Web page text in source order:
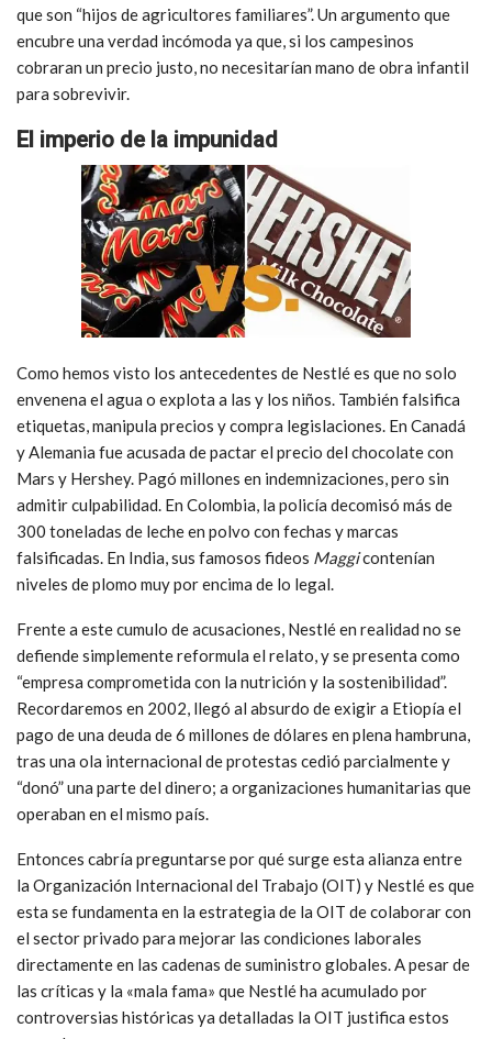
que son “hijos de agricultores familiares”. Un argumento que
encubre una verdad incómoda ya que, si los campesinos
cobraran un precio justo, no necesitarían mano de obra infantil
para sobrevivir.
El imperio de la impunidad
Como hemos visto los antecedentes de Nestlé es que no solo
envenena el agua o explota a las y los niños. También falsifica
etiquetas, manipula precios y compra legislaciones. En Canadá
y Alemania fue acusada de pactar el precio del chocolate con
Mars y Hershey. Pagó millones en indemnizaciones, pero sin
admitir culpabilidad. En Colombia, la policía decomisó más de
300 toneladas de leche en polvo con fechas y marcas
falsificadas. En India, sus famosos fideos Maggicontenían
niveles de plomo muy por encima de lo legal.
Frente a este cumulo de acusaciones, Nestlé en realidad no se
defiende simplemente reformula el relato, y se presenta como
“empresa comprometida con la nutrición y la sostenibilidad”.
Recordaremos en 2002, llegó al absurdo de exigir a Etiopía el
pago de una deuda de 6 millones de dólares en plena hambruna,
tras una ola internacional de protestas cedió parcialmente y
“donó” una parte del dinero; a organizaciones humanitarias que
operaban en el mismo país.
Entonces cabría preguntarse por qué surge esta alianza entre
la Organización Internacional del Trabajo (OIT) y Nestlé es que
esta se fundamenta en la estrategia de la OIT de colaborar con
el sector privado para mejorar las condiciones laborales
directamente en las cadenas de suministro globales. A pesar de
las críticas y la «mala fama» que Nestlé ha acumulado por
controversias históricas ya detalladas la OIT justifica estos